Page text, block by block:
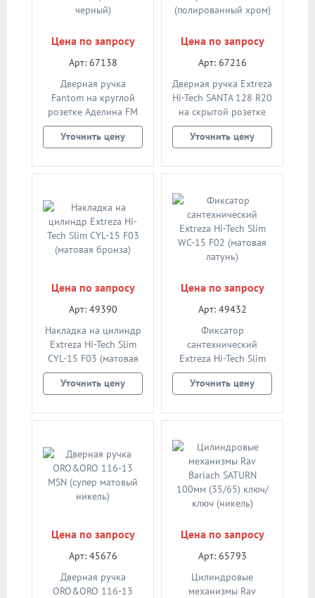
Цена по запросу
Арт: 67138
Дверная ручка
Fantom на круглой
розетке Аделина FM
111-30 MB (матовый
черный)
Уточнить цену
Цена по запросу
Арт: 67216
Дверная ручка Extreza
Hi-Tech SANTA 128 R20
на скрытой розетке
F04 (полированный
хром)
Уточнить цену
Цена по запросу
Арт: 49390
Накладка на цилиндр
Extreza Hi-Tech Slim
CYL-15 F03 (матовая
бронза)
Уточнить цену
Цена по запросу
Арт: 49432
Фиксатор
сантехнический
Extreza Hi-Tech Slim
WC-15 F02 (матовая
латунь)
Уточнить цену
Цена по запросу
Арт: 45676
Дверная ручка
ORO&ORO 116-13
Цена по запросу
Арт: 65793
Цилиндровые
механизмы Rav